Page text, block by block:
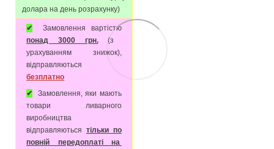
долара на день розрахунку)
✔ Замовлення вартістю
понад 3000 грн.(з
урахуванням знижок),
відправляються
безплатно
✔
Замовлення, яки мають
товари ливарного
виробництва
відправляються тільки по
повній передоплаті на